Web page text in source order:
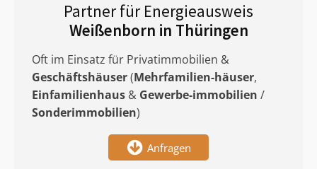
Partner für Energieausweis
Weißenborn in Thüringen
Oft im Einsatz für Privatimmobilien &
Geschäftshäuser(Mehrfamilien-häuser,
Einfamilienhaus & Gewerbe-immobilien /
Sonderimmobilien)
Anfragen